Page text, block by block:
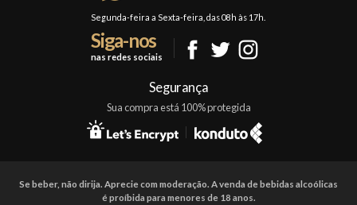
Formas de PagamentoSegunda-feira a Sexta-feira, das 08h às 17h.
Siga-nos
nas redes sociais
Segurança
Sua compra está 100% protegida
Se beber, não dirija. Aprecie com moderação. A venda de bebidas alcoólicas
é proíbida para menores de 18 anos.